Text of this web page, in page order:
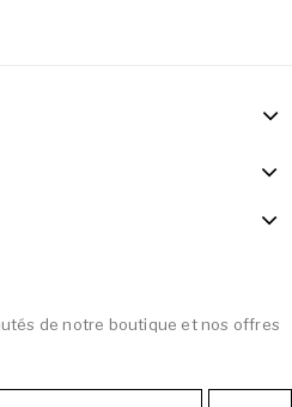
de notre boutique et nos offres